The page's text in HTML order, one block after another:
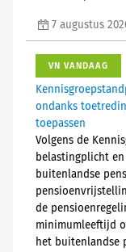
7 augustus
VN VANDAAG
ondanks
toepassen
Volgens de
belastingplicht
buitenlandse
de
minimumleeftijd
het buitenlandse